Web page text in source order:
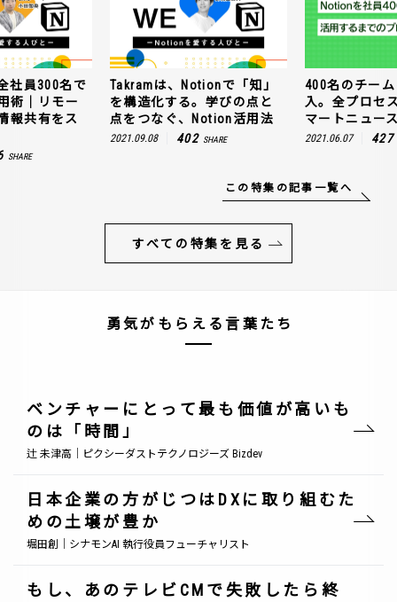
社員300名で
術｜リモー
報共有をス
SHARE
Takramは、Notionで「知」
を構造化する。学びの点と
点をつなぐ、Notion活用法
2021.09.08 402 SHARE
400名のチー
入。全プロセ
マートニュー
2021.06.07 427
この特集の記事一覧へ
すべての特集を見る
勇気がもらえる言葉たち
ベンチャーにとって最も価値が高いも
のは「時間」
辻 未津高｜ピクシーダストテクノロジーズ Bizdev
日本企業の方がじつはDXに取り組むた
めの土壌が豊か
堀田創｜シナモンAI 執行役員フューチャリスト
もし、あのテレビCMで失敗したら終